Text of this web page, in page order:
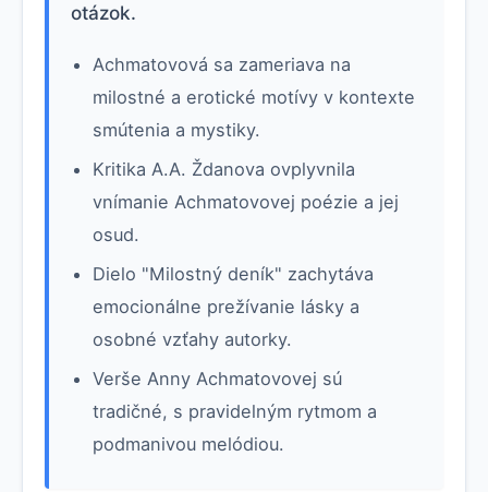
otázok.
Achmatovová sa zameriava na
milostné a erotické motívy v kontexte
smútenia a mystiky.
Kritika A.A. Ždanova ovplyvnila
vnímanie Achmatovovej poézie a jej
osud.
Dielo "Milostný deník" zachytáva
emocionálne prežívanie lásky a
osobné vzťahy autorky.
Verše Anny Achmatovovej sú
tradičné, s pravidelným rytmom a
podmanivou melódiou.